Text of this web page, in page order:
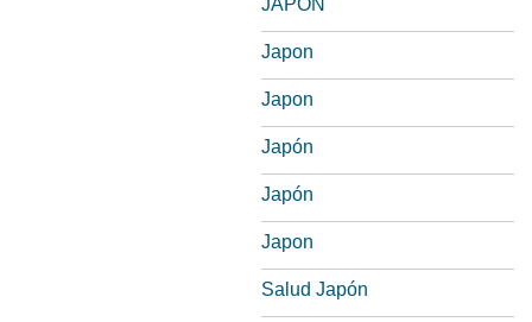
JAPON
Japon
Japon
Japón
Japón
Japon
Salud Japón